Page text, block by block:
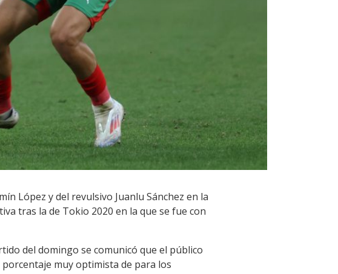
López y del revulsivo Juanlu Sánchez en la
tras la de Tokio 2020 en la que se fue con
del domingo se comunicó que el público
muy optimista de para los